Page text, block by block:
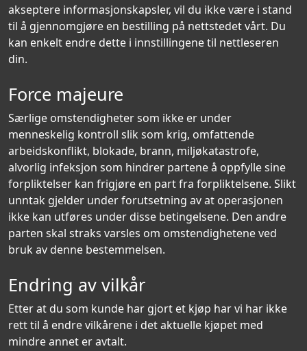
akseptere informasjonskapsler, vil du ikke være i stand
til å gjennomgjøre en bestilling på nettstedet vårt. Du
kan enkelt endre dette i innstillingene til nettleseren
din.
Force majeure
Særlige omstendigheter som ikke er under
menneskelig kontroll slik som krig, omfattende
arbeidskonflikt, blokade, brann, miljøkatastrofe,
alvorlig infeksjon som hindrer partene å oppfylle sine
forpliktelser kan frigjøre en part fra forpliktelsene. Slikt
unntak gjelder under forutsetning av at operasjonen
ikke kan utføres under disse betingelsene. Den andre
parten skal straks varsles om omstendighetene ved
bruk av denne bestemmelsen.
Endring av vilkår
Etter at du som kunde har gjort et kjøp har vi har ikke
rett til å endre vilkårene i det aktuelle kjøpet med
mindre annet er avtalt.